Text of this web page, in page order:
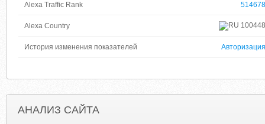
Alexa Traffic Rank 514678
Alexa Country 100448
История изменения показателей Авторизация
АНАЛИЗ САЙТА